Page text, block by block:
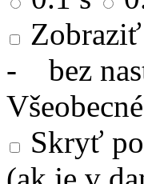
- bez
Skryť